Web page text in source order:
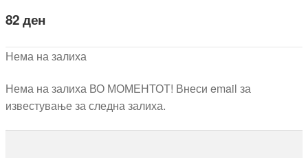
82ден
Нема на залиха
Нема на залиха ВО МОМЕНТОТ! Внеси email за
известување за следна залиха.